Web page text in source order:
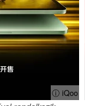
ⓘ iQoo